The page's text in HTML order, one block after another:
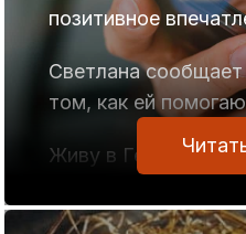
позитивное
Светлана
том, как ей
Живу в Германии
намеревалась